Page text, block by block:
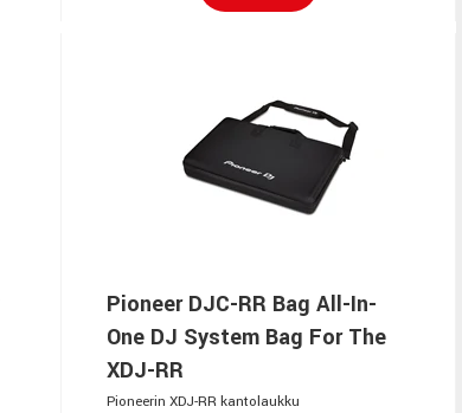
Pioneer DJC-RR Bag All-In-
One DJ System Bag For The
XDJ-RR
Pioneerin XDJ-RR kantolaukku